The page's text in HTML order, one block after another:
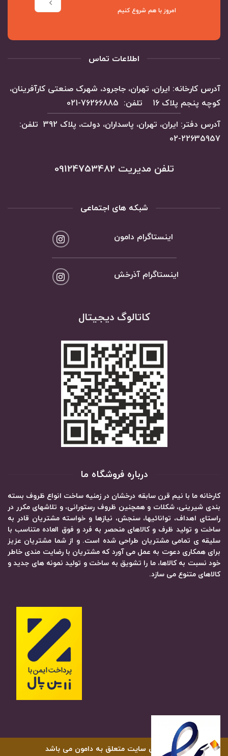
امروز با هم شروع کنیم
اطلاعات تماس
آدرس کارخانه: ایران، تهران، جاجرود، شهرک صنعتی کارآفرینان،
کوچه پنجم پلاک 16 تلفن: 76266885-021
آدرس دفتر: ایران، تهران، پاسداران، دولت، پلاک 392 تلفن:
22635957-02
تلفن مدیریت 09124753482
شبکه های اجتماعی
اینستاگرام دامون
اینستاگرام آذرخش
کاتالوگ دیجیتال
درباره فروشگاه ما
کارخانه ما با نیم قرن سابقه درخشان در زمنیه ساخت انواع ظروف بسته
بندی شیرینی، شکلات و همچنین ظروف رستورانی، و تلاشهای مکرر در
راستای اهداف، توانائیها، سنجش، نیازها و خواسته مشتریان قادر به
ساخت و تولید ظرف و کالاهای منحصر به فرد و فوق العاده متناسب با
سلیقه ی تمامی مشتریان طراحی شده است. و از شما مشتریان عزیز
برای همکاری دعوت به عمل می آورد که مشتریان با رضایت مندی خاطر
خود نسبت به کالاها، ما را تشویق به ساخت و تولید نمونه های جدید و
کالاهای متنوع می سازد.
کلیه حقوق سایت متعلق به دامون می باشد